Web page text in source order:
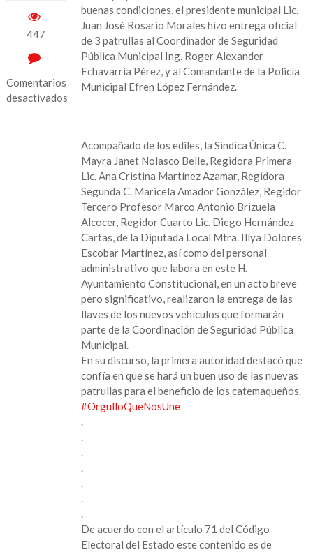
447
Comentarios
desactivados
buenas condiciones, el presidente municipal Lic.
Juan José Rosario Morales hizo entrega oficial
de 3 patrullas al Coordinador de Seguridad
Pública Municipal Ing. Roger Alexander
Echavarría Pérez, y al Comandante de la Policía
Municipal Efren López Fernández.
Acompañado de los ediles, la Sindica Única C.
Mayra Janet Nolasco Belle, Regidora Primera
Lic. Ana Cristina Martínez Azamar, Regidora
Segunda C. Maricela Amador González, Regidor
Tercero Profesor Marco Antonio Brizuela
Alcocer, Regidor Cuarto Lic. Diego Hernández
Cartas, de la Diputada Local Mtra. Illya Dolores
Escobar Martínez, así como del personal
administrativo que labora en este H.
Ayuntamiento Constitucional, en un acto breve
pero significativo, realizaron la entrega de las
llaves de los nuevos vehículos que formarán
parte de la Coordinación de Seguridad Pública
Municipal.
En su discurso, la primera autoridad destacó que
confía en que se hará un buen uso de las nuevas
patrullas para el beneficio de los catemaqueños.
#OrgulloQueNosUne
De acuerdo con el artículo 71 del Código
Electoral del Estado este contenido es de